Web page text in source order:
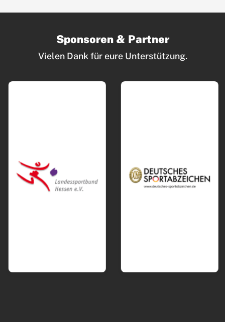
Sponsoren & Partner
Vielen Dank für eure Unterstützung.